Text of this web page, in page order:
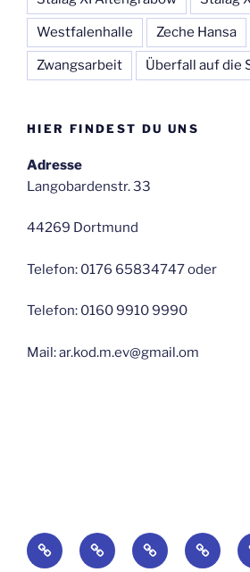
Westfalenhalle Zeche Hansa
Zwangsarbeit Überfall auf die
HIER FINDEST DU UNS
Adresse
Langobardenstr. 33
44269 Dortmund
Telefon: 0176 65834747 oder
Telefon: 0160 9910 9990
Mail: ar.kod.m.ev@gmail.om
StartseiteBlog
Über
uns
поиск